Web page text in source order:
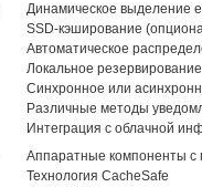
Динамическое выделение
SSD-кэширование
Автоматическое
Локальное
Синхронное или
Различные методы
Интеграция с облачной
Аппаратные компоненты с
Технология CacheSafe